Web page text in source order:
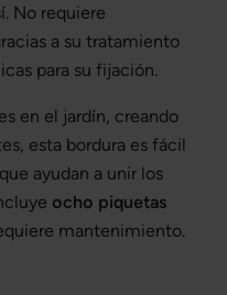
No requiere
a su tratamiento
para su fijación.
en el jardín, creando
esta bordura es fácil
ayudan a unir los
ocho piquetas
mantenimiento.